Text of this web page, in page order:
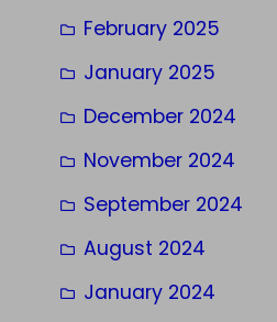
February 2025
January 2025
December 2024
November 2024
September 2024
August 2024
January 2024